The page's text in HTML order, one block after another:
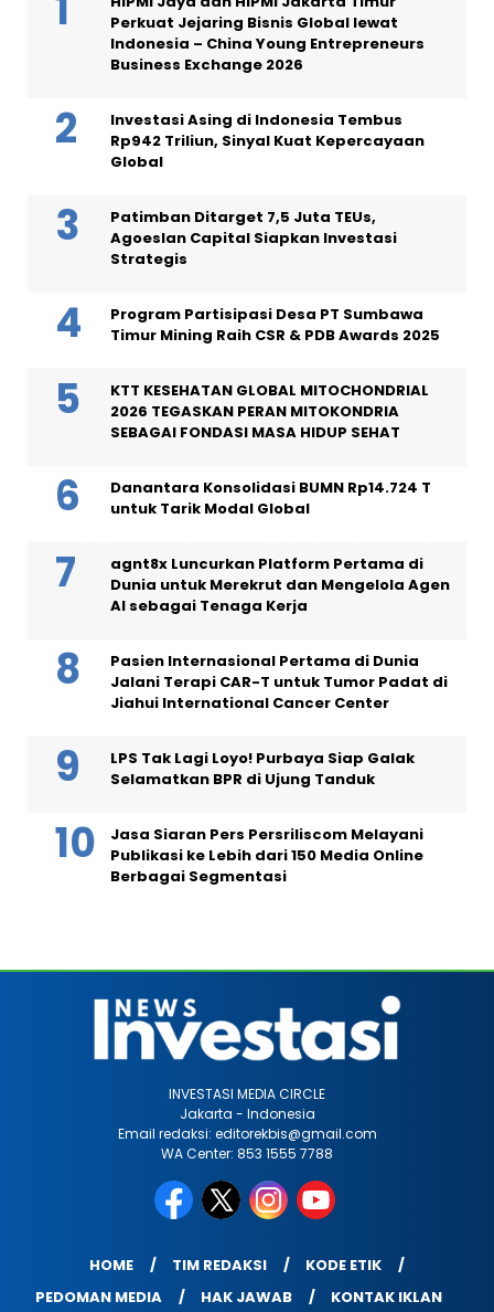
Perkuat Jejaring Bisnis Global lewat
Indonesia – China Young Entrepreneurs
Business Exchange 2026
Investasi Asing di Indonesia Tembus
Rp942 Triliun, Sinyal Kuat Kepercayaan
Global
Patimban Ditarget 7,5 Juta TEUs,
Agoeslan Capital Siapkan Investasi
Strategis
Program Partisipasi Desa PT Sumbawa
Timur Mining Raih CSR & PDB Awards 2025
KTT KESEHATAN GLOBAL MITOCHONDRIAL
2026 TEGASKAN PERAN MITOKONDRIA
SEBAGAI FONDASI MASA HIDUP SEHAT
Danantara Konsolidasi BUMN Rp14.724 T
untuk Tarik Modal Global
agnt8x Luncurkan Platform Pertama di
Dunia untuk Merekrut dan Mengelola Agen
AI sebagai Tenaga Kerja
Pasien Internasional Pertama di Dunia
Jalani Terapi CAR-T untuk Tumor Padat di
Jiahui International Cancer Center
LPS Tak Lagi Loyo! Purbaya Siap Galak
Selamatkan BPR di Ujung Tanduk
Jasa Siaran Pers Persriliscom Melayani
Publikasi ke Lebih dari 150 Media Online
Berbagai Segmentasi
INVESTASI MEDIA CIRCLE
Jakarta - Indonesia
Email redaksi: editorekbis@gmail.com
WA Center: 853 1555 7788
HOME TIM REDAKSI
KODE ETIK
PEDOMAN MEDIA
HAK JAWAB KONTAK IKLAN